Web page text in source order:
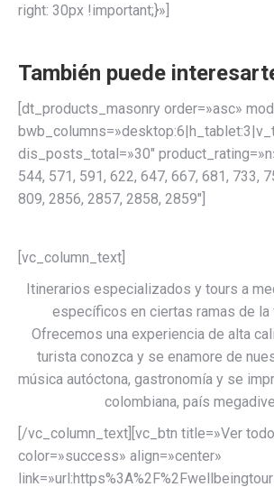
right: 30px !important;}»]
También puede
[dt_products_masonry order=»asc»
dis_posts_total=»30″
544, 571, 591, 622, 647, 667, 681, 733,
809, 2856, 2857, 2858, 2859″]
[vc_column_text]
Itinerarios especializados y tours a
específicos en ciertas ramas de la
Ofrecemos una experiencia de alta
turista conozca y se enamore de
música autóctona, gastronomía y se
colombiana, país
[/vc_column_text][vc_btn title=»Ver
color=»success» align=»center»